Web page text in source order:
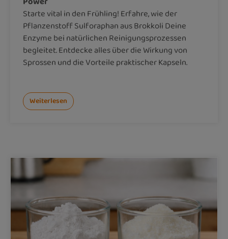
Starte vital in den Frühling! Erfahre, wie der
Pflanzenstoff Sulforaphan aus Brokkoli Deine
Enzyme bei natürlichen Reinigungsprozessen
begleitet. Entdecke alles über die Wirkung von
Sprossen und die Vorteile praktischer Kapseln.
Weiterlesen